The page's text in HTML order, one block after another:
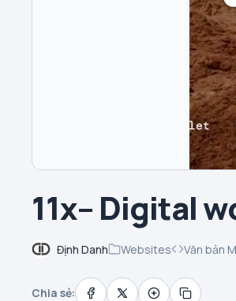
11x– Digital
Định Danh Websites Văn bản
Chia sẻ: